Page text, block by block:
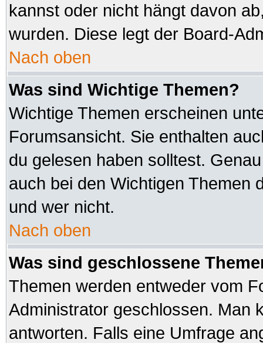
kannst oder nicht hängt davon
wurden. Diese legt der Board-
Nach oben
Was sind Wichtige Themen?
Wichtige Themen erscheinen
Forumsansicht. Sie enthalten
du gelesen haben solltest.
auch bei den Wichtigen Themen
und wer nicht.
Nach oben
Was sind geschlossene
Themen werden entweder vom
Administrator geschlossen. Man
antworten. Falls eine Umfrage